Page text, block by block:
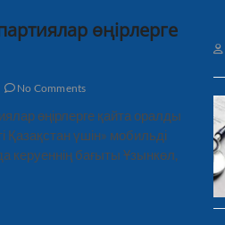
өңірлерге
No Comments
өңірлерге қайта оралды
Қазақстан үшін» мобильді
керуеннің бағыты Ұзынкөл,